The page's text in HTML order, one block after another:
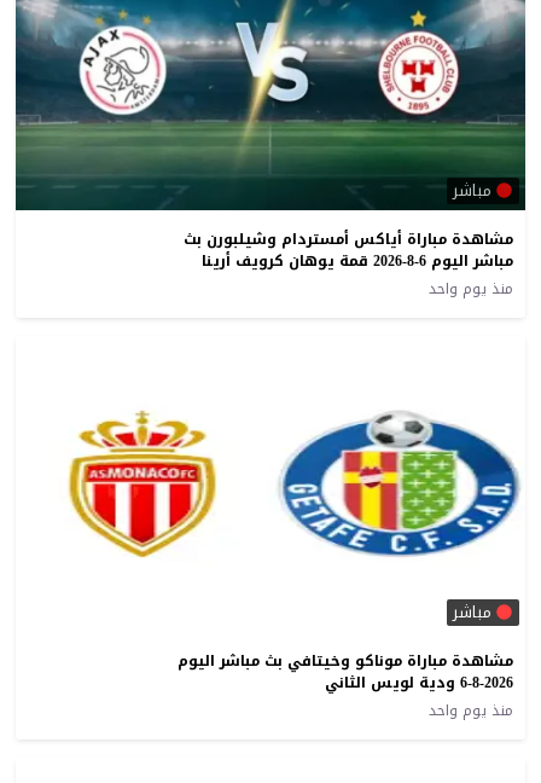
مباشر
مشاهدة مباراة أياكس أمستردام وشيلبورن بث
مباشر اليوم 6-8-2026 قمة يوهان كرويف أرينا
منذ يوم واحد
مباشر
مشاهدة مباراة موناكو وخيتافي بث مباشر اليوم
6-8-2026 ودية لويس الثاني
منذ يوم واحد